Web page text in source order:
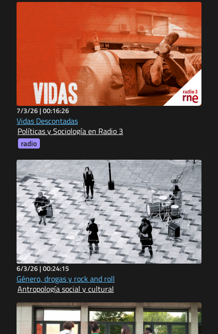
7/3/26 |00:16:26
Vidas Descontadas
Políticas y Sociología en Radio 3
radio
6/3/26 |00:24:15
Género, drogas y rock and roll
Antropología social y cultural